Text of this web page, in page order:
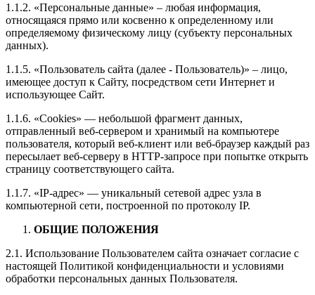
1.1.2. «Персональные данные» – любая информация,
относящаяся прямо или косвенно к определенному или
определяемому физическому лицу (субъекту персональных
данных).
1.1.5. «Пользователь сайта (далее ‑ Пользователь)» – лицо,
имеющее доступ к Сайту, посредством сети Интернет и
использующее Сайт.
1.1.6. «Cookies» — небольшой фрагмент данных,
отправленный веб-сервером и хранимый на компьютере
пользователя, который веб-клиент или веб-браузер каждый раз
пересылает веб-серверу в HTTP-запросе при попытке открыть
страницу соответствующего сайта.
1.1.7. «IP-адрес» — уникальный сетевой адрес узла в
компьютерной сети, построенной по протоколу IP.
ОБЩИЕ ПОЛОЖЕНИЯ
2.1. Использование Пользователем сайта означает согласие с
настоящей Политикой конфиденциальности и условиями
обработки персональных данных Пользователя.